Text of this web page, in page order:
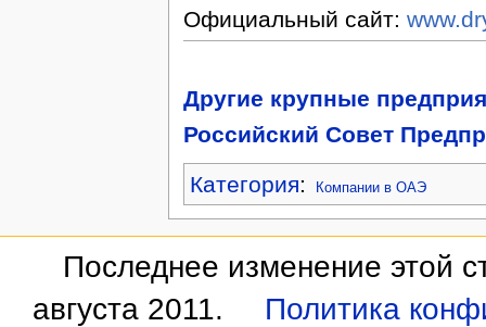
Официальный сайт:
Другие крупные
Российский Совет
Категория: Компании в ОАЭ
Последнее изменение этой
августа 2011.
Политика